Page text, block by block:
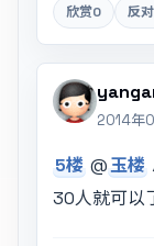
欣赏0 反对
2014年
5楼 @玉楼
30人就可以